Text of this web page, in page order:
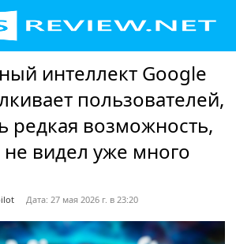
интеллект Google
пользователей,
редкая возможность,
видел уже много
Дата: 27 мая 2026 г. в 23:20